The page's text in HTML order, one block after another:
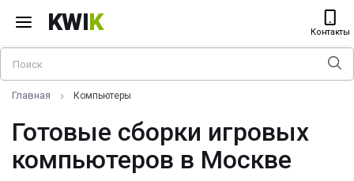
KWIK Контакты
Главная Компьютеры
Готовые сборки игровых
компьютеров в Москве